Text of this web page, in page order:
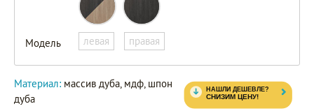
Модель левая правая
Материал: массив дуба, мдф, шпон
дуба